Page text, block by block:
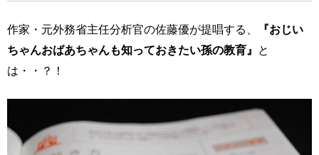
作家・元外務省主任分析官の佐藤優が提唱する、
『おじい
ちゃんおばあちゃんも知っておきたい孫の教育』
と
は・・？！